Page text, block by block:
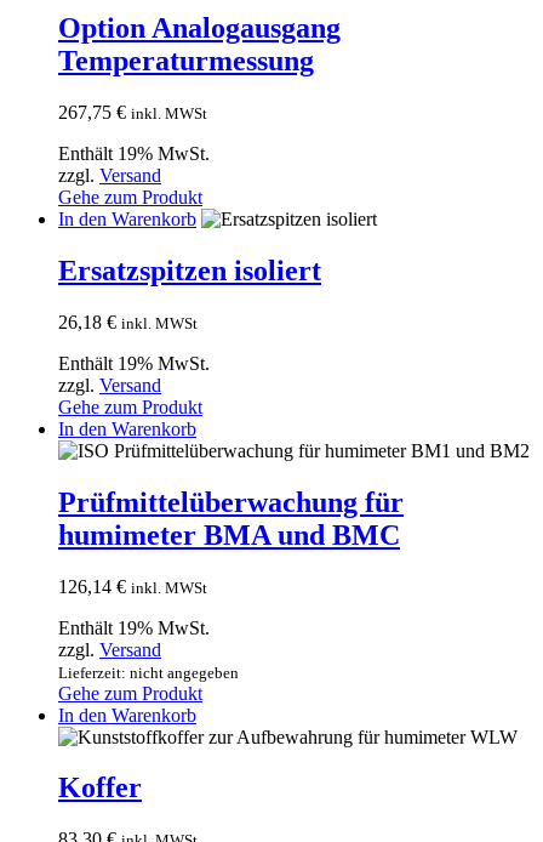
Option Analogausgang
Temperaturmessung
267,75 € inkl. MWSt
Enthält 19% MwSt.
zzgl. Versand
Gehe zum Produkt
In den Warenkorb
Ersatzspitzen isoliert
26,18 € inkl. MWSt
Enthält 19% MwSt.
zzgl. Versand
Gehe zum Produkt
In den Warenkorb
Prüfmittelüberwachung für
humimeter BMA und BMC
126,14 € inkl. MWSt
Enthält 19% MwSt.
zzgl. Versand
Lieferzeit: nicht angegeben
Gehe zum Produkt
In den Warenkorb
Koffer